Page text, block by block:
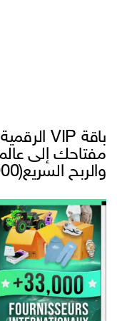
مفتاحك إلى
والربح السريع(50,000 مورد ارقام وايميلات)